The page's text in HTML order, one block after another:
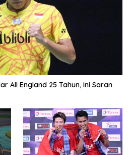
All England 25 Tahun, Ini Saran